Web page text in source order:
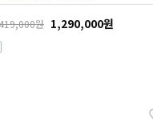
원 1,290,000원